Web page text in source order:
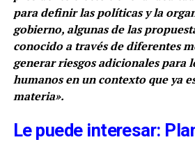
para definir las políticas y la
gobierno, algunas de las
conocido a través de diferentes
generar riesgos adicionales para
humanos en un contexto que ya
materia».
Le puede interesar: